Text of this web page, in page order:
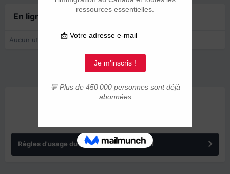
En ligne récemment
Aucun utilisateur enregistré regarde cette page.
Règles d'usage du forum IMMIGRER.COM